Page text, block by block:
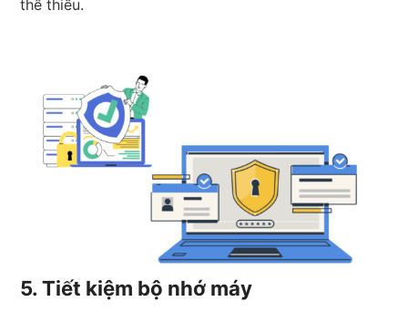
thể thiếu.
5. Tiết kiệm bộ nhớ máy